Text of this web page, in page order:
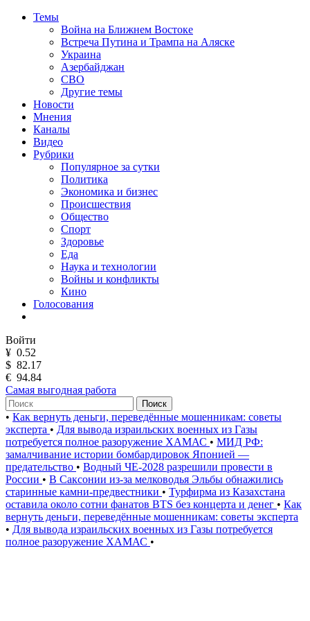
Темы
Война на Ближнем Востоке
Встреча Путина и Трампа на Аляске
Украина
Азербайджан
СВО
Другие темы
Новости
Мнения
Каналы
Видео
Рубрики
Популярное за сутки
Политика
Экономика и бизнес
Происшествия
Общество
Спорт
Здоровье
Еда
Наука и технологии
Войны и конфликты
Кино
Голосования
Войти
¥ 0.52
$ 82.17
€ 94.84
Самая выгодная работа
Поиск
• Как вернуть деньги, переведённые мошенникам: советы
эксперта • Для вывода израильских военных из Газы
потребуется полное разоружение ХАМАС • МИД РФ:
замалчивание истории бомбардировок Японией —
предательство • Водный ЧЕ-2028 разрешили провести в
России • В Саксонии из-за мелководья Эльбы обнажились
старинные камни-предвестники • Турфирма из Казахстана
оставила около сотни фанатов BTS без концерта и денег • Как
вернуть деньги, переведённые мошенникам: советы эксперта
• Для вывода израильских военных из Газы потребуется
полное разоружение ХАМАС •